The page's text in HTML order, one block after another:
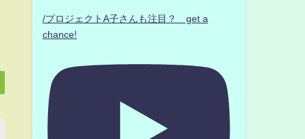
/プロジェクトA子さんも注目？ get a
chance!